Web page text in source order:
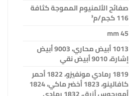
صفائح الألمنيوم المموجة كثافة
116 كجم/م³
45 mm
1013 أبيض محاري، 9003 أبيض
إشارة، 9010 أبيض نقي
1819 رمادي مونفيزو، 1822 أحمر
كافالينو، 1823 أخضر ماكي، 1824